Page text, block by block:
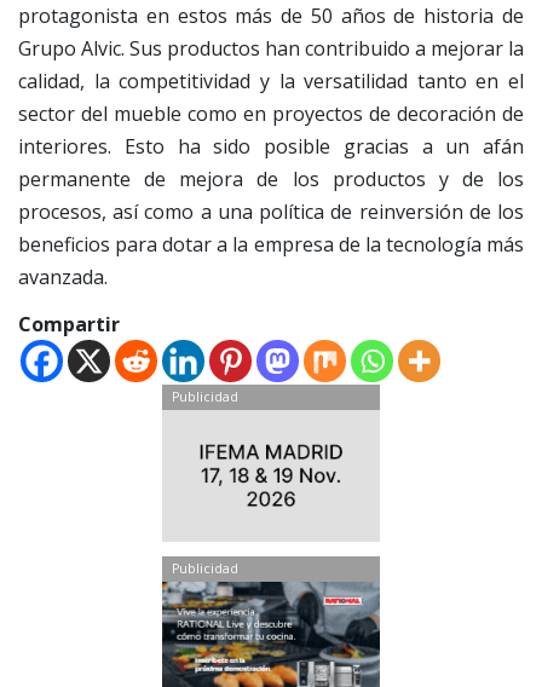
protagonista en estos más de 50 años de historia de
Grupo Alvic. Sus productos han contribuido a mejorar la
calidad, la competitividad y la versatilidad tanto en el
sector del mueble como en proyectos de decoración de
interiores. Esto ha sido posible gracias a un afán
permanente de mejora de los productos y de los
procesos, así como a una política de reinversión de los
beneficios para dotar a la empresa de la tecnología más
avanzada.
Compartir
Publicidad
Publicidad